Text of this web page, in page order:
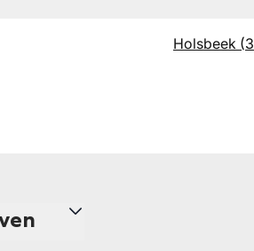
Holsbeek (3